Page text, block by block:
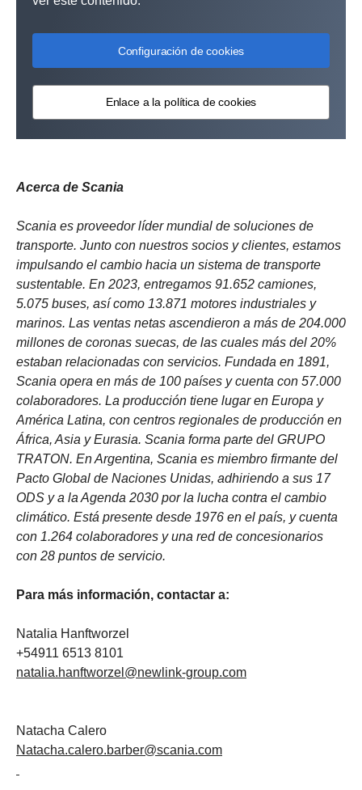
Configuración de cookies
Enlace a la política de cookies
Acerca de Scania
Scania es proveedor líder mundial de soluciones de
transporte. Junto con nuestros socios y clientes, estamos
impulsando el cambio hacia un sistema de transporte
sustentable. En 2023, entregamos 91.652 camiones,
5.075 buses, así como 13.871 motores industriales y
marinos. Las ventas netas ascendieron a más de 204.000
millones de coronas suecas, de las cuales más del 20%
estaban relacionadas con servicios. Fundada en 1891,
Scania opera en más de 100 países y cuenta con 57.000
colaboradores. La producción tiene lugar en Europa y
América Latina, con centros regionales de producción en
África, Asia y Eurasia. Scania forma parte del GRUPO
TRATON. En Argentina, Scania es miembro firmante del
Pacto Global de Naciones Unidas, adhiriendo a sus 17
ODS y a la Agenda 2030 por la lucha contra el cambio
climático. Está presente desde 1976 en el país, y cuenta
con 1.264 colaboradores y una red de concesionarios
con 28 puntos de servicio.
Para más información, contactar a:
Natalia Hanftworzel
+54911 6513 8101
natalia.hanftworzel@newlink-group.com
Natacha Calero
Natacha.calero.barber@scania.com